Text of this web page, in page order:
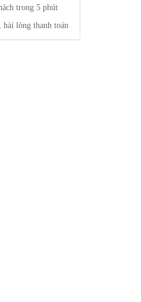
trong 5 phút
hài lòng thanh toán